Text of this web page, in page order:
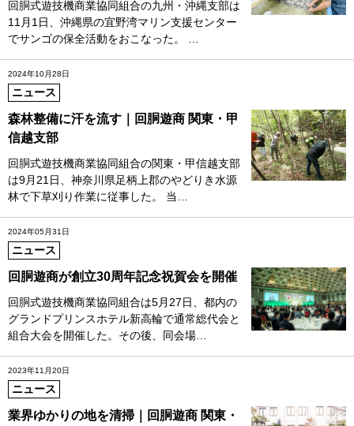
回胴式遊技機商業協同組合の九州・沖縄支部は
11月1日、沖縄県の宜野湾マリン支援センター
でサンゴの保全活動をおこなった。 …
2024年10月28日
ニュース
森林整備に汗を流す｜回胴遊商 関東・甲
信越支部
回胴式遊技機商業協同組合の関東・甲信越支部
は9月21日、神奈川県足柄上郡のやどりき水源
林で下草刈り作業に従事した。 当…
2024年05月31日
ニュース
回胴遊商が創立30周年記念祝賀会を開催
回胴式遊技機商業協同組合は5月27日、都内の
グランドプリンスホテル新高輪で通常総代会と
組合大会を開催した。その後、同会場…
2023年11月20日
ニュース
業界ゆかりの地を清掃｜回胴遊商 関東・